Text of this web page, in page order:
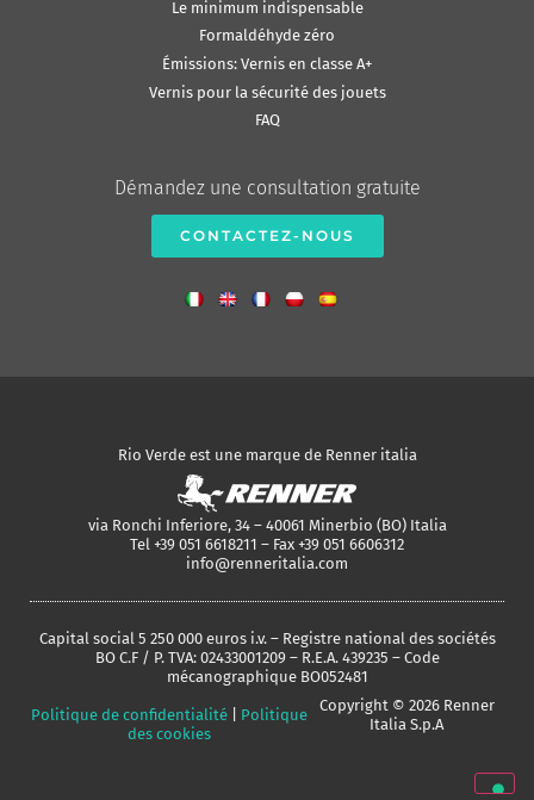
Le minimum indispensable
Formaldéhyde zéro
Émissions: Vernis en classe A+
Vernis pour la sécurité des jouets
FAQ
Démandez une consultation gratuite
CONTACTEZ-NOUS
Rio Verde est une marque de Renner italia
via Ronchi Inferiore, 34 – 40061 Minerbio (BO) Italia
Tel +39 051 6618211 – Fax +39 051 6606312
info@renneritalia.com
Capital social 5 250 000 euros i.v. – Registre national des sociétés
BO C.F / P. TVA: 02433001209 – R.E.A. 439235 – Code
mécanographique BO052481
Politique de confidentialité
Politique
des cookies
Copyright © 2026 Renner
Italia S.p.A